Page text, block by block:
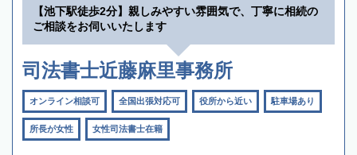
【池下駅徒歩2分】親しみやすい雰囲気で、丁寧に相続の
ご相談をお伺いいたします
司法書士近藤麻里事務所
オンライン相談可 全国出張対応可 役所から近い 駐車場あり
所長が女性 女性司法書士在籍